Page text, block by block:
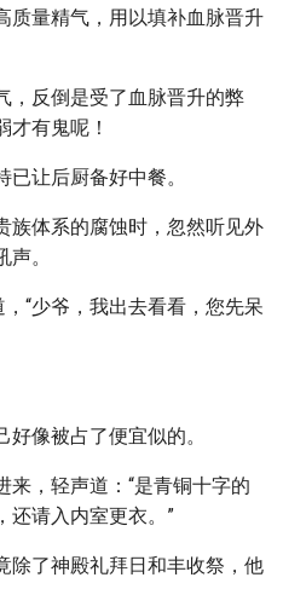
质量精气，用以填补血脉晋升
，反倒是受了血脉晋升的弊
才有鬼呢！
让后厨备好中餐。
族体系的腐蚀时，忽然听见外
。
“少爷，我出去看看，您先呆
像被占了便宜似的。
，轻声道：“是青铜十字的
还请入内室更衣。”
除了神殿礼拜日和丰收祭，他